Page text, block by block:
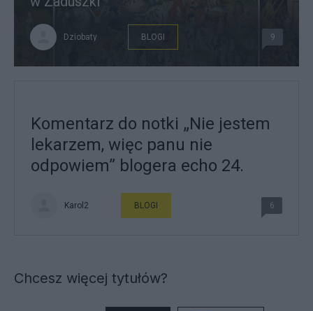
Dziobaty BLOGI 9
Komentarz do notki „Nie jestem
lekarzem, więc panu nie
odpowiem” blogera echo 24.
Karol2 BLOGI 6
Chcesz więcej tytułów?